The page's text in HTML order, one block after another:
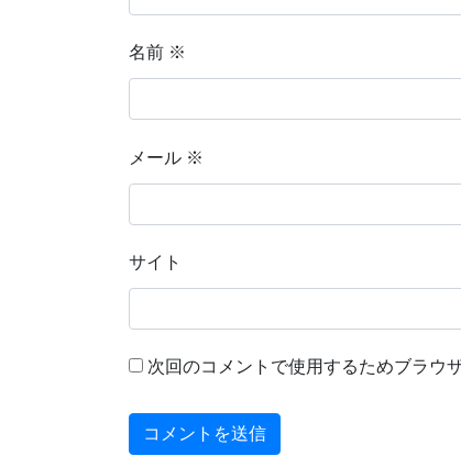
名前 ※
メール ※
サイト
次回のコメントで使用するためブラウ